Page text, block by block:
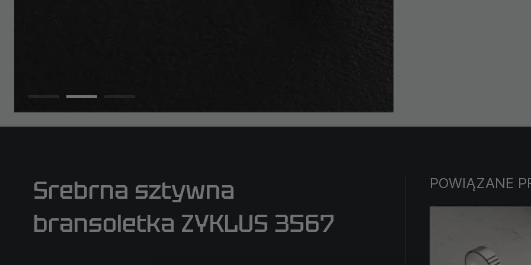
Srebrna sztywna
bransoletka ZYKLUS 3567
POWIĄZANE